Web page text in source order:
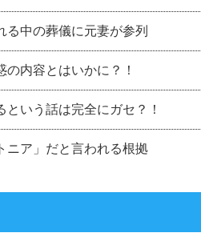
中の葬儀に元妻が参列
内容とはいかに？！
いう話は完全にガセ？！
ニア」だと言われる根拠